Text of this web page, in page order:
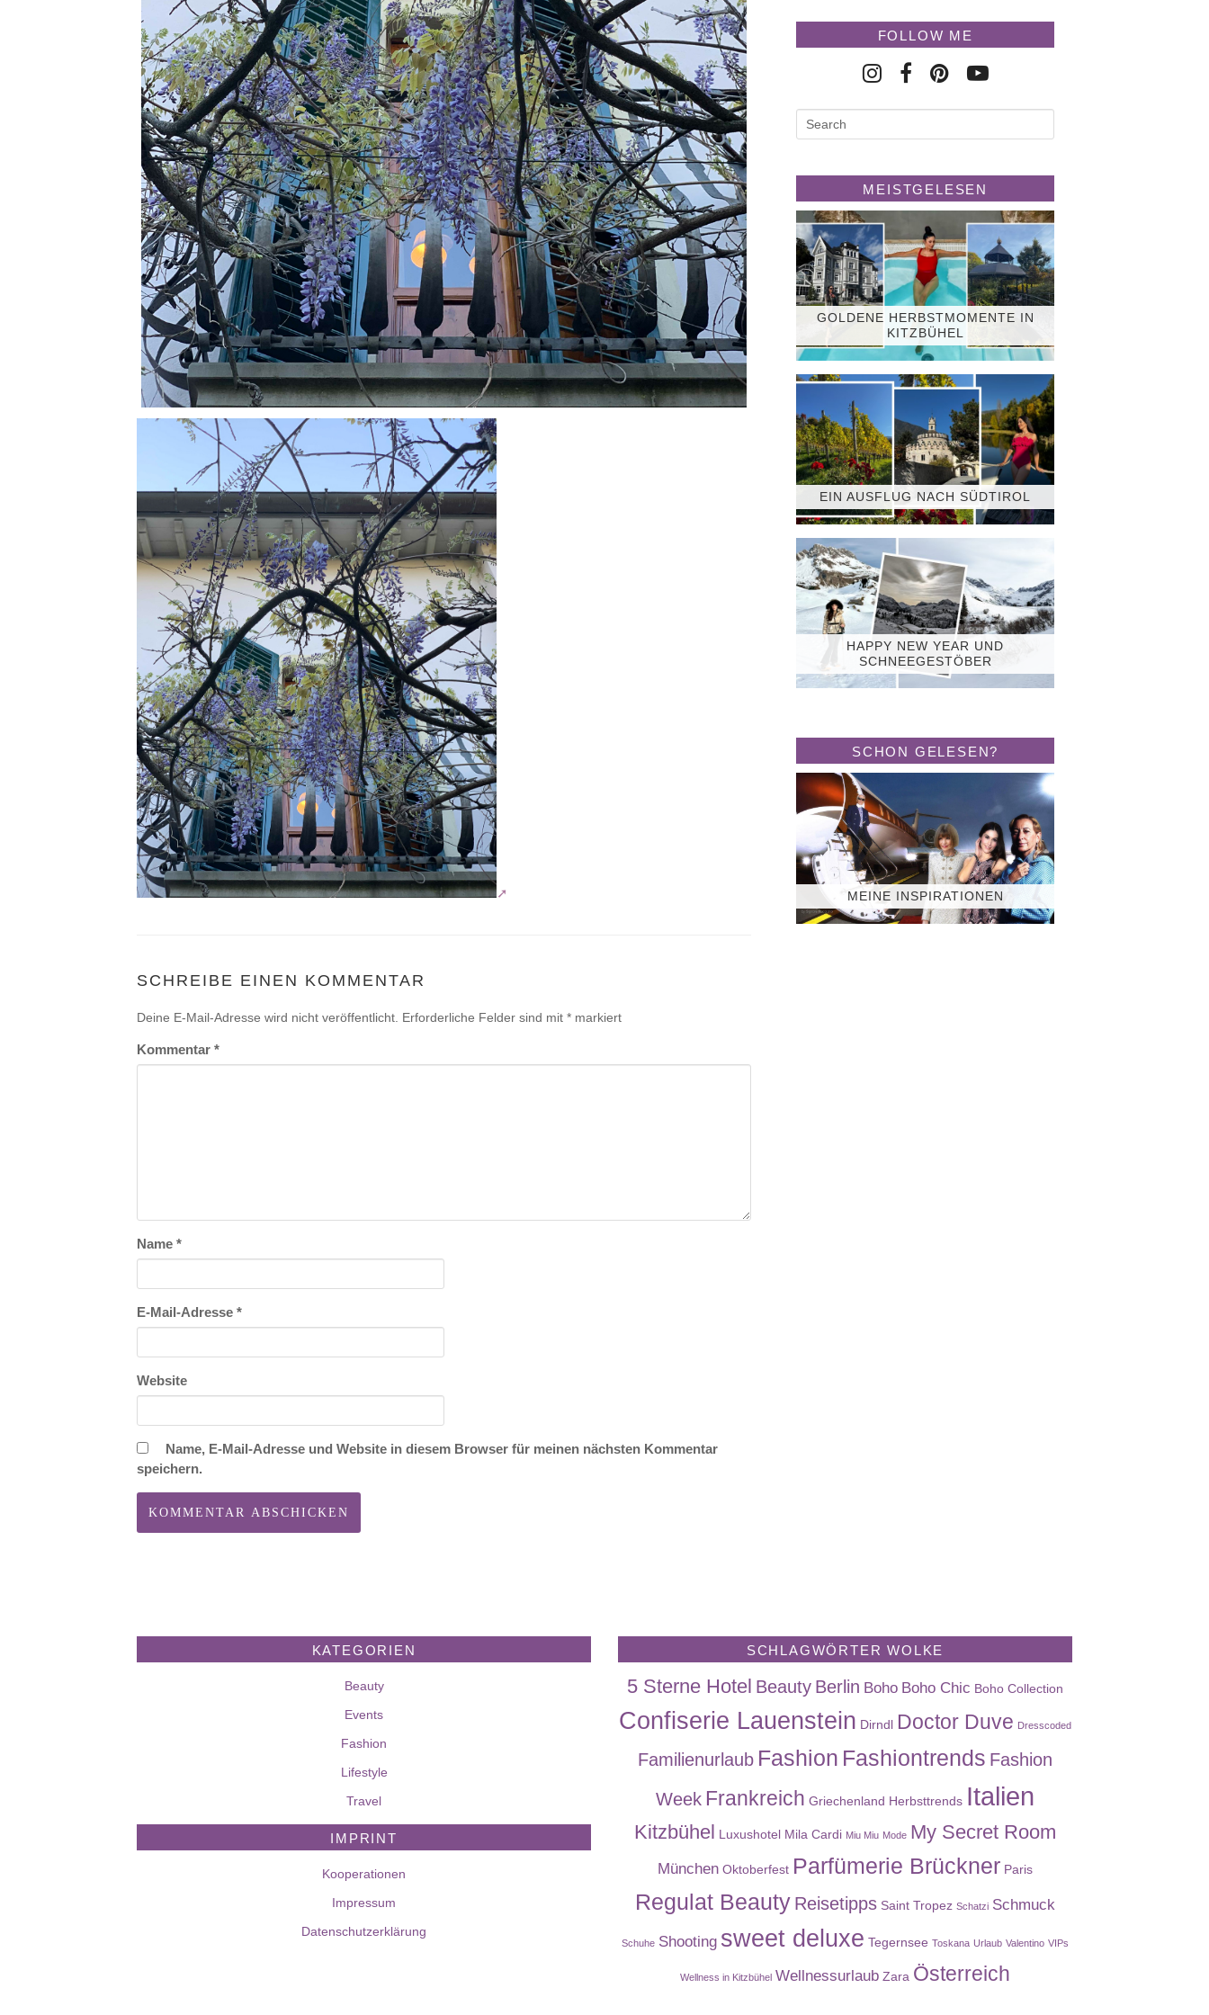
SCHREIBE EINEN KOMMENTAR
Deine E-Mail-Adresse wird nicht veröffentlicht. Erforderliche Felder sind mit * markiert
Kommentar *
Name *
E-Mail-Adresse *
Website
Name, E-Mail-Adresse und Website in diesem Browser für meinen nächsten Kommentar
speichern.
FOLLOW ME
MEISTGELESEN
GOLDENE HERBSTMOMENTE IN
KITZBÜHEL
EIN AUSFLUG NACH SÜDTIROL
HAPPY NEW YEAR UND
SCHNEEGESTÖBER
SCHON GELESEN?
MEINE INSPIRATIONEN
KATEGORIEN
Beauty
Events
Fashion
Lifestyle
Travel
IMPRINT
Kooperationen
Impressum
Datenschutzerklärung
SCHLAGWÖRTER WOLKE
5 Sterne Hotel Beauty Berlin Boho Boho Chic Boho Collection
Confiserie Lauenstein Dirndl Doctor Duve Dresscoded
Familienurlaub Fashion Fashiontrends Fashion
Week Frankreich Griechenland Herbsttrends Italien
Kitzbühel Luxushotel Mila Cardi Miu Miu Mode My Secret Room
München Oktoberfest Parfümerie Brückner Paris
Regulat Beauty Reisetipps Saint Tropez Schatzi Schmuck
Schuhe Shooting sweet deluxe Tegernsee Toskana Urlaub Valentino VIPs
Wellness in Kitzbühel Wellnessurlaub Zara Österreich